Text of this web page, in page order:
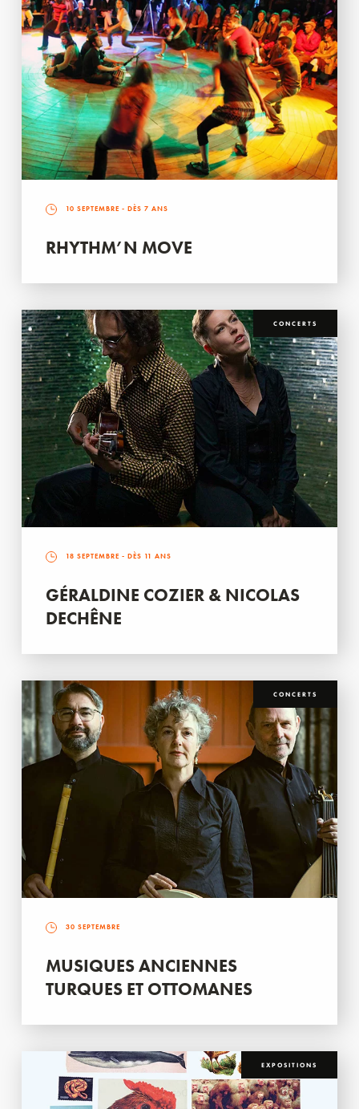
10 SEPTEMBRE - DÈS 7 ANS
RHYTHM’N MOVE
CONCERTS
18 SEPTEMBRE - DÈS 11 ANS
GÉRALDINE COZIER & NICOLAS
DECHÊNE
CONCERTS
30 SEPTEMBRE
MUSIQUES ANCIENNES
TURQUES ET OTTOMANES
EXPOSITIONS